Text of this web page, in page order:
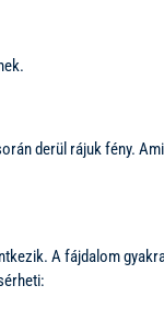
derül rájuk fény.
A fájdalom